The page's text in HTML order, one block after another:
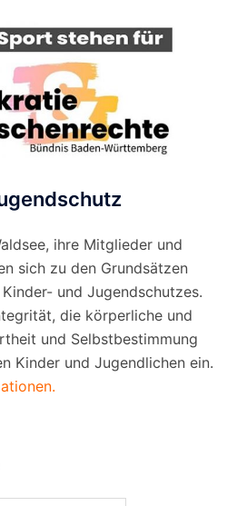
ihre Mitglieder und
sich zu den Grundsätzen
und Jugendschutzes.
die körperliche und
und Selbstbestimmung
Kinder und Jugendlichen ein.